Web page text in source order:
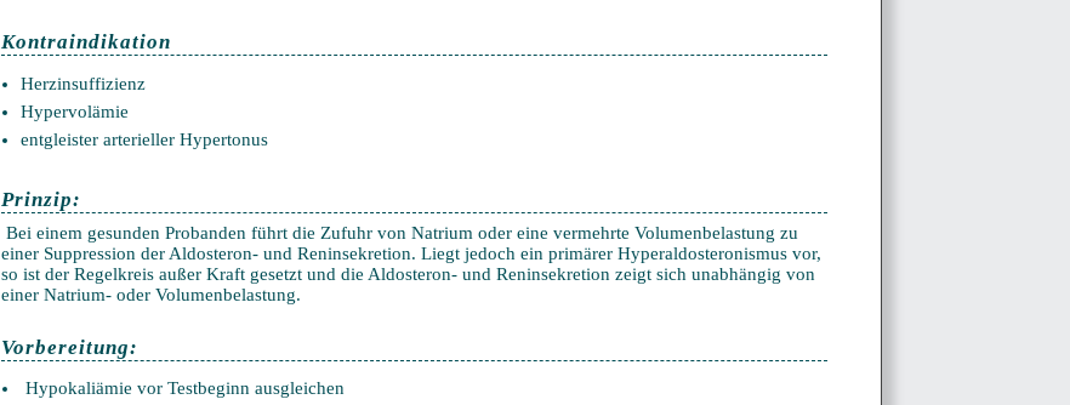
Kontraindikation
Herzinsuffizienz
Hypervolämie
entgleister arterieller Hypertonus
Prinzip:
Bei einem gesunden Probanden führt die Zufuhr von Natrium oder eine vermehrte Volumenbelastung zu
einer Suppression der Aldosteron- und Reninsekretion. Liegt jedoch ein primärer Hyperaldosteronismus vor,
so ist der Regelkreis außer Kraft gesetzt und die Aldosteron- und Reninsekretion zeigt sich unabhängig von
einer Natrium- oder Volumenbelastung.
Vorbereitung:
Hypokaliämie vor Testbeginn ausgleichen